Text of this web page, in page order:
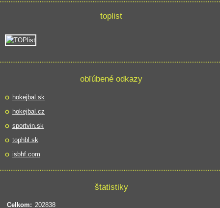
toplist
obľúbené odkazy
hokejbal.sk
hokejbal.cz
sportvin.sk
tophbl.sk
isbhf.com
štatistiky
Celkom: 202838